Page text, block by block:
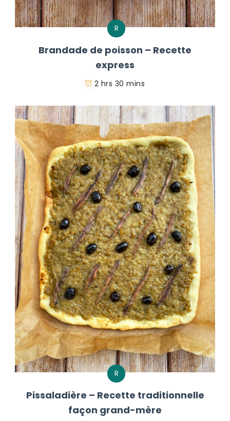
R
Brandade de poisson – Recette
express
2 hrs 30 mins
R
Pissaladière – Recette traditionnelle
façon grand-mère